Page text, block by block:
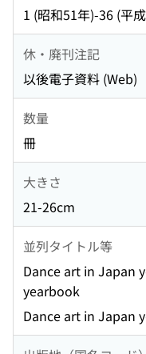
1 (昭和51年)-36 (平
休・廃刊注記
以後電子資料 (Web)
数量
冊
大きさ
21-26cm
並列タイトル等
Dance art in Japan
yearbook
Dance art in Japan